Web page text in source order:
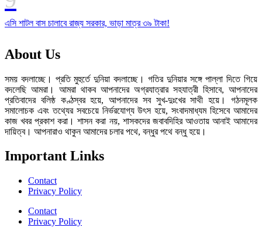
এসি শাটল বাস চালাবে রাজ্য সরকার, ভাড়া মাত্র ৩৯ টাকা!
About Us
সময় বদলাচ্ছে। প্রতি মুহুর্তে দুনিয়া বদলাচ্ছে। গতির দুনিয়ার সঙ্গে পাল্লা দিতে গিয়ে
বদলেছি আমরা। আমরা থাকব আপনাদের অগ্রযাত্রার সহযাত্রী হিসাবে, আপনাদের
প্রতিবাদের বলিষ্ঠ কণ্ঠস্বর হয়ে, আপনাদের সব সুখ-দুঃখের সাথী হয়ে। গঠনমূলক
সমালোচক এবং তথ্যের সবচেয়ে নির্ভরযোগ্য উ‍ৎস হয়ে, সংবাদমাধ্যম হিসেবে আমাদের
কাজ খবর প্রকাশ করা। শাসন করা নয়, শাসকদের জবাবদিহির আওতায় আনাই আমাদের
দায়িত্ব। আপনারাও থাকুন আমাদের চলার পথে, বন্ধুর পথে বন্ধু হয়ে।
Important Links
Contact
Privacy Policy
Contact
Privacy Policy